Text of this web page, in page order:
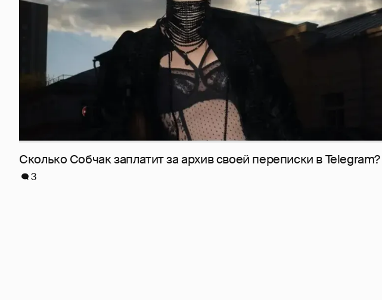
Сколько Собчак заплатит за архив своей перeписки в Telegram?
3